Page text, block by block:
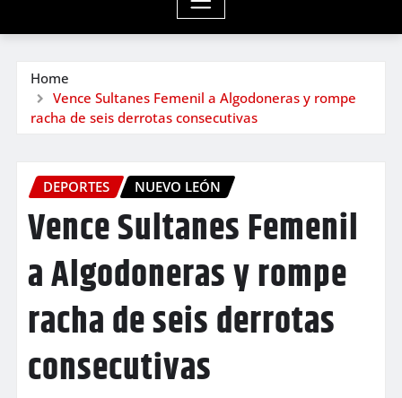
Home
Vence Sultanes Femenil a Algodoneras y rompe
racha de seis derrotas consecutivas
DEPORTES NUEVO LEÓN
Vence Sultanes Femenil
a Algodoneras y rompe
racha de seis derrotas
consecutivas